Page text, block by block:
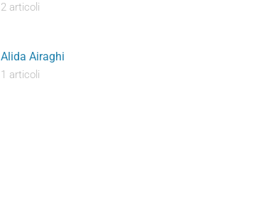
2 articoli
Alida Airaghi
1 articoli